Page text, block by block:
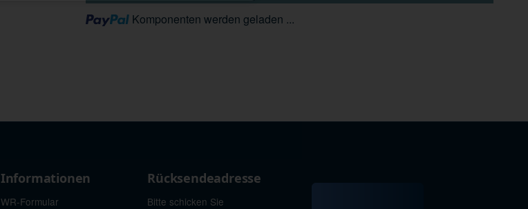
Loading...Komponenten werden geladen ...
Informationen
WR-Formular
Rücksendeadresse
Bitte schicken Sie